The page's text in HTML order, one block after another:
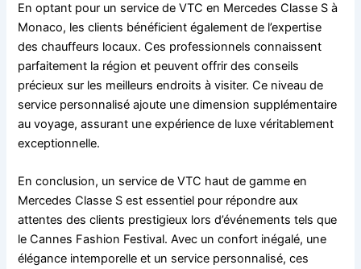
En optant pour un service de VTC en Mercedes Classe S à
Monaco, les clients bénéficient également de l’expertise
des chauffeurs locaux. Ces professionnels connaissent
parfaitement la région et peuvent offrir des conseils
précieux sur les meilleurs endroits à visiter. Ce niveau de
service personnalisé ajoute une dimension supplémentaire
au voyage, assurant une expérience de luxe véritablement
exceptionnelle.
En conclusion, un service de VTC haut de gamme en
Mercedes Classe S est essentiel pour répondre aux
attentes des clients prestigieux lors d’événements tels que
le Cannes Fashion Festival. Avec un confort inégalé, une
élégance intemporelle et un service personnalisé, ces